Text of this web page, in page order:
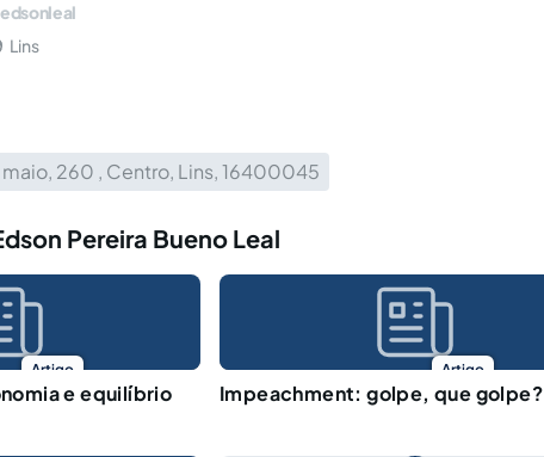
edsonleal
Lins
maio, 260 , Centro, Lins, 16400045
Pereira Bueno Leal
Artigo
e equilíbrio
Artigo
Impeachment: golpe, que golpe?